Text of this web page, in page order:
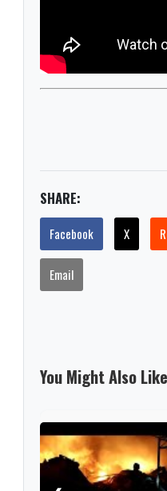
SHARE:
Facebook X
Email
You Might Also Like